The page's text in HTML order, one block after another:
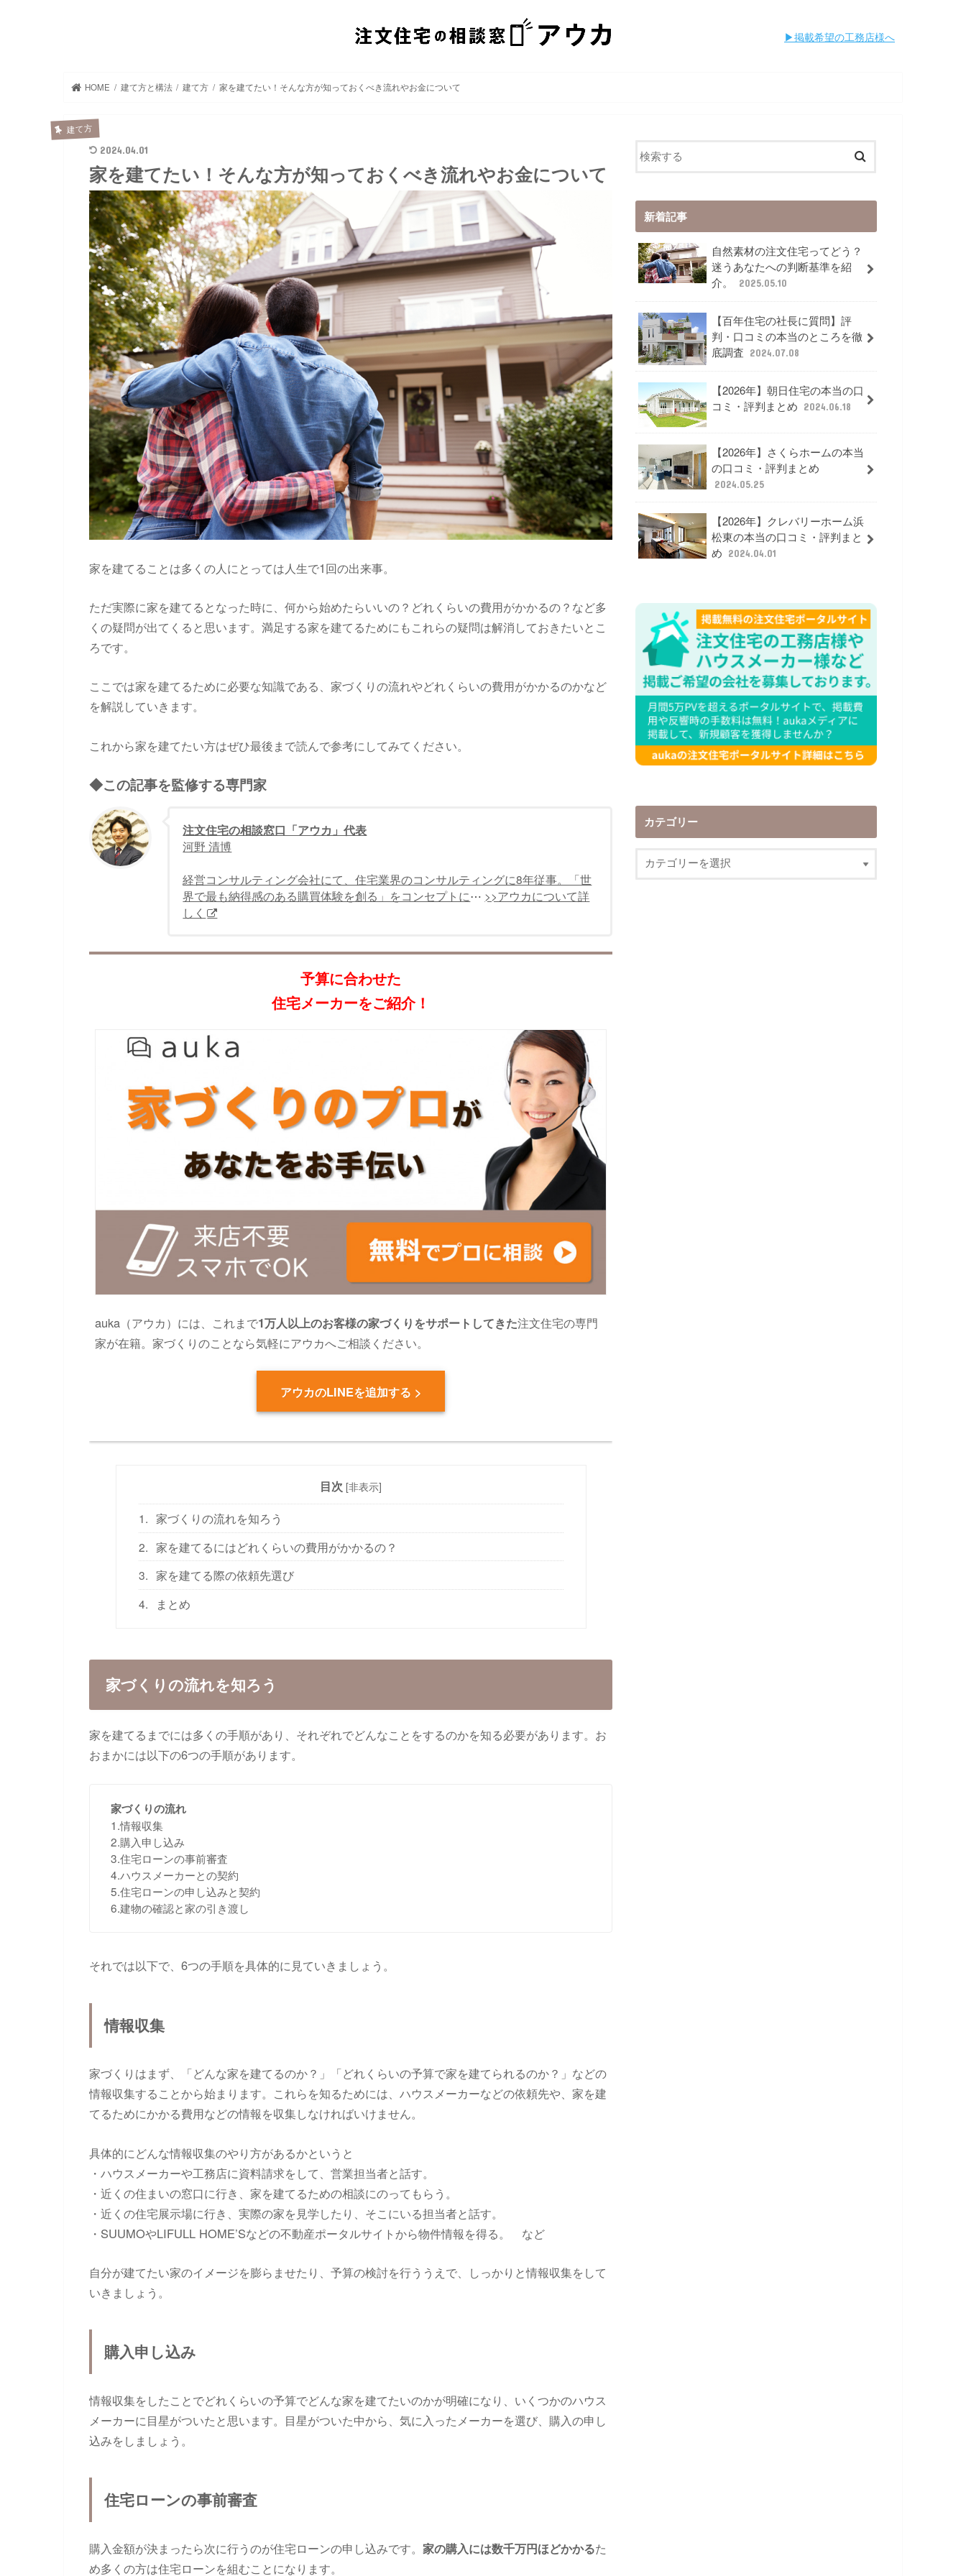
︎︎掲載希望の工務店様へ
HOME 建て方と構法 建て方 家を建てたい！そんな方が知っておくべき流れやお金について
建て方
2024.04.01
家を建てたい！そんな方が知っておくべき流れやお金について
家を建てることは多くの人にとっては人生で1回の出来事。
ただ実際に家を建てるとなった時に、何から始めたらいいの？どれくらいの費用がかかるの？など多
くの疑問が出てくると思います。満足する家を建てるためにもこれらの疑問は解消しておきたいとこ
ろです。
ここでは家を建てるために必要な知識である、家づくりの流れやどれくらいの費用がかかるのかなど
を解説していきます。
これから家を建てたい方はぜひ最後まで読んで参考にしてみてください。
◆この記事を監修する専門家
注文住宅の相談窓口「アウカ」代表
河野 清博
経営コンサルティング会社にて、住宅業界のコンサルティングに8年従事。「世
界で最も納得感のある購買体験を創る」をコンセプトに⋯ >>アウカについて詳
しく
予算に合わせた
住宅メーカーをご紹介！
auka（アウカ）には、これまで1万人以上のお客様の家づくりをサポートしてきた注文住宅の専門
家が在籍。家づくりのことなら気軽にアウカへご相談ください。
アウカのLINEを追加する >
目次 [非表示]
1. 家づくりの流れを知ろう
2. 家を建てるにはどれくらいの費用がかかるの？
3. 家を建てる際の依頼先選び
4.
まとめ
家づくりの流れを知ろう
家を建てるまでには多くの手順があり、それぞれでどんなことをするのかを知る必要があります。お
おまかには以下の6つの手順があります。
家づくりの流れ
1.情報収集
2.購入申し込み
3.住宅ローンの事前審査
4.ハウスメーカーとの契約
5.住宅ローンの申し込みと契約
6.建物の確認と家の引き渡し
それでは以下で、6つの手順を具体的に見ていきましょう。
情報収集
家づくりはまず、「どんな家を建てるのか？」「どれくらいの予算で家を建てられるのか？」などの
情報収集することから始まります。これらを知るためには、ハウスメーカーなどの依頼先や、家を建
てるためにかかる費用などの情報を収集しなければいけません。
具体的にどんな情報収集のやり方があるかというと
・ハウスメーカーや工務店に資料請求をして、営業担当者と話す。
・近くの住まいの窓口に行き、家を建てるための相談にのってもらう。
・近くの住宅展示場に行き、実際の家を見学したり、そこにいる担当者と話す。
・SUUMOやLIFULL HOME’Sなどの不動産ポータルサイトから物件情報を得る。 など
自分が建てたい家のイメージを膨らませたり、予算の検討を行ううえで、しっかりと情報収集をして
いきましょう。
購入申し込み
情報収集をしたことでどれくらいの予算でどんな家を建てたいのかが明確になり、いくつかのハウス
メーカーに目星がついたと思います。目星がついた中から、気に入ったメーカーを選び、購入の申し
込みをしましょう。
住宅ローンの事前審査
購入金額が決まったら次に行うのが住宅ローンの申し込みです。 家の購入には数千万円ほどかかるた
め多くの方は住宅ローンを組むことになります。
新着記事
自然素材の注文住宅ってどう？
迷うあなたへの判断基準を紹
介。
2025.05.10
【百年住宅の社長に質問】評
判・口コミの本当のところを徹
底調査
2024.07.08
【2026年】朝日住宅の本当の口
コミ・評判まとめ
2024.06.18
【2026年】さくらホームの本当
の口コミ・評判まとめ
2024.05.25
【2026年】クレバリーホーム浜
松東の本当の口コミ・評判まと
め
2024.04.01
カテゴリー